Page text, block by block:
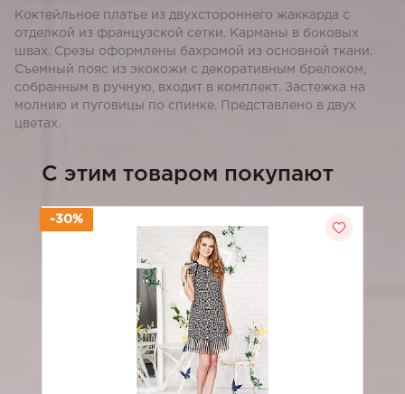
Коктейльное платье из двухстороннего жаккарда с
отделкой из французской сетки. Карманы в боковых
швах. Срезы оформлены бахромой из основной ткани.
Съемный пояс из экокожи с декоративным брелоком,
собранным в ручную, входит в комплект. Застежка на
молнию и пуговицы по спинке. Представлено в двух
цветах.
C этим товаром покупают
-30%